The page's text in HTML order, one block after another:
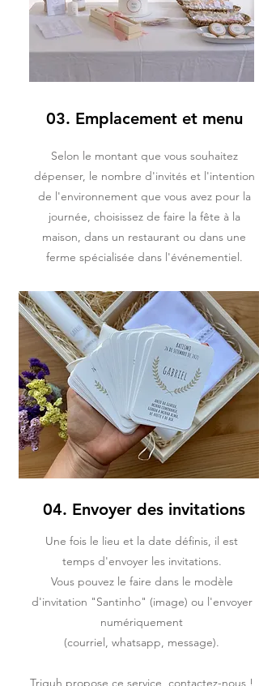
03. Emplacement et menu
Selon le montant que vous souhaitez
dépenser, le nombre d'invités et l'intention
de l'environnement que vous avez pour la
journée, choisissez de faire la fête à la
maison, dans un restaurant ou dans une
ferme spécialisée dans l'événementiel.
04. Envoyer des invitations
Une fois le lieu et la date définis, il est
temps d'envoyer les invitations.
Vous pouvez le faire dans le modèle
d'invitation "Santinho" (image) ou l'envoyer
numériquement
(courriel, whatsapp, message).
Triguh propose ce service, contactez-nous !